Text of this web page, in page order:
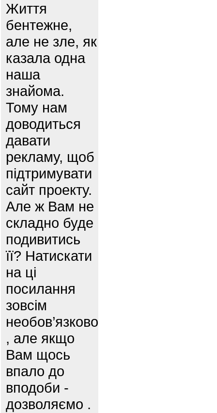
Життя
бентежне,
але не зле, як
казала одна
наша
знайома.
Тому нам
доводиться
давати
рекламу, щоб
підтримувати
сайт проекту.
Але ж Вам не
складно буде
подивитись
її? Натискати
на ці
посилання
зовсім
необов’язково
, але якщо
Вам щось
впало до
вподоби -
дозволяємо .